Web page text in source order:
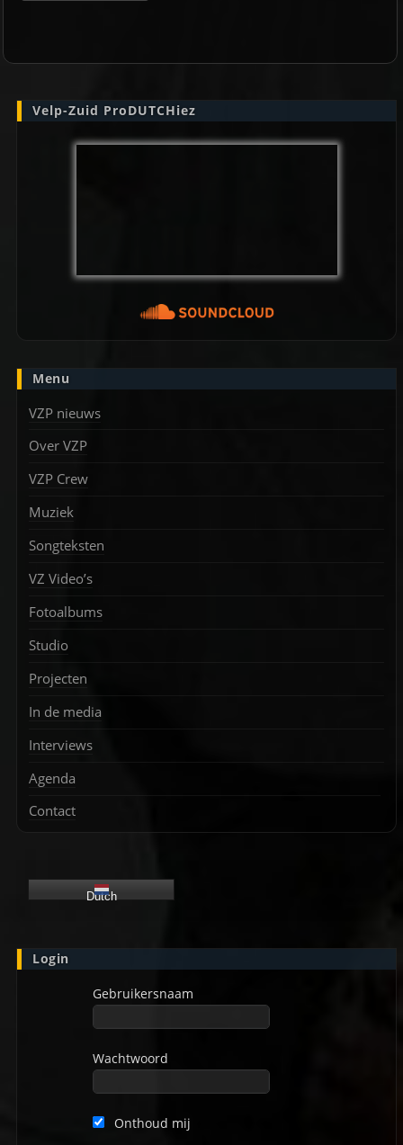
Velp-Zuid ProDUTCHiez
Menu
VZP nieuws
Over VZP
VZP Crew
Muziek
Songteksten
VZ Video’s
Fotoalbums
Studio
Projecten
In de media
Interviews
Agenda
Contact
Dutch
Login
Gebruikersnaam
Wachtwoord
Onthoud mij